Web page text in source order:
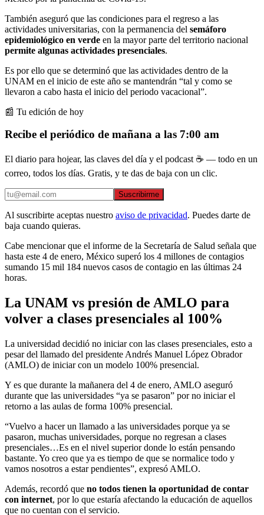
También aseguró que las condiciones para el regreso a las
actividades universitarias, con la permanencia del semáforo
epidemiológico en verde en la mayor parte del territorio nacional
permite algunas actividades presenciales.
Es por ello que se determinó que las actividades dentro de la
UNAM en el inicio de este año se mantendrán “tal y como se
llevaron a cabo hasta el inicio del periodo vacacional”.
📰 Tu edición de hoy
Recibe el periódico de mañana a las 7:00 am
El diario para hojear, las claves del día y el podcast ☕ — todo en un
correo, todos los días. Gratis, y te das de baja con un clic.
Suscribirme
Al suscribirte aceptas nuestro aviso de privacidad. Puedes darte de
baja cuando quieras.
Cabe mencionar que el informe de la Secretaría de Salud señala que
hasta este 4 de enero, México superó los 4 millones de contagios
sumando 15 mil 184 nuevos casos de contagio en las últimas 24
horas.
La UNAM vs presión de AMLO para
volver a clases presenciales al 100%
La universidad decidió no iniciar con las clases presenciales, esto a
pesar del llamado del presidente Andrés Manuel López Obrador
(AMLO) de iniciar con un modelo 100% presencial.
Y es que durante la mañanera del 4 de enero, AMLO aseguró
durante que las universidades “ya se pasaron” por no iniciar el
retorno a las aulas de forma 100% presencial.
“Vuelvo a hacer un llamado a las universidades porque ya se
pasaron, muchas universidades, porque no regresan a clases
presenciales…Es en el nivel superior donde lo están pensando
bastante. Yo creo que ya es tiempo de que se normalice todo y
vamos nosotros a estar pendientes”, expresó AMLO.
Además, recordó que no todos tienen la oportunidad de contar
con internet, por lo que estaría afectando la educación de aquellos
que no cuentan con el servicio.